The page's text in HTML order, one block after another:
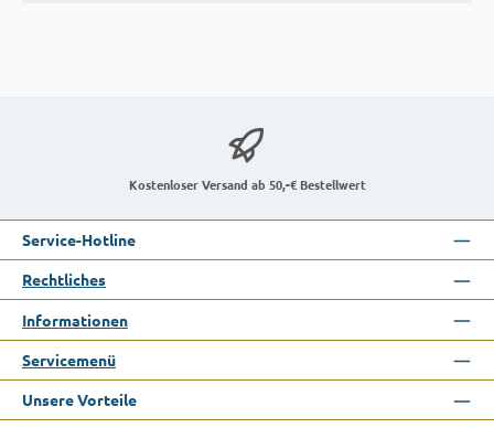
Kostenloser Versand ab 50,-€ Bestellwert
Service-Hotline
Rechtliches
Informationen
Servicemenü
Unsere Vorteile